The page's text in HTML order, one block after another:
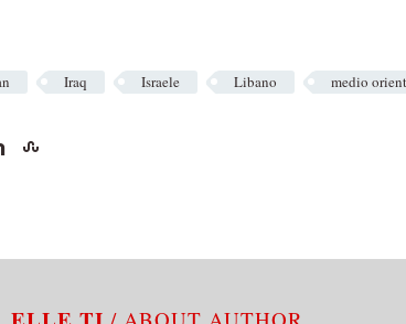
Iraq Israele Libano medio